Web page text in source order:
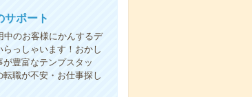
サポート
中のお客様にかんするデ
っしゃいます！おかし
豊富なテンプスタッ
職が不安・お仕事探し